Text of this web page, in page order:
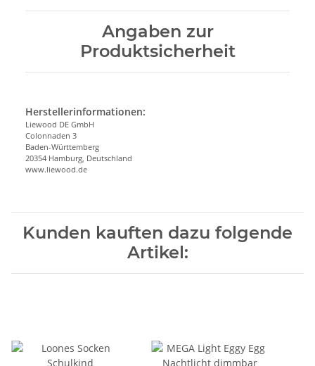
Angaben zur
Produktsicherheit
Herstellerinformationen:
Liewood DE GmbH
Colonnaden 3
Baden-Württemberg
20354 Hamburg, Deutschland
www.liewood.de
Kunden kauften dazu folgende
Artikel: